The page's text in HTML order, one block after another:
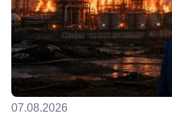
07.08.2026